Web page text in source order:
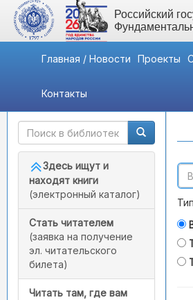
Российский
Главная / Новости Проекты
Контакты
Быстрый доступ
Здесь ищут и
находят книги
(электронный каталог)
Стать читателем
(заявка на получение
эл. читательского
билета)
Читать там, где вам